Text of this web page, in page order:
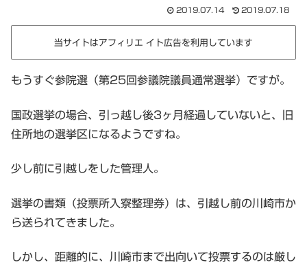
2019.07.14 2019.07.18
当サイトはアフィリエ イト広告を利用しています
もうすぐ参院選（第25回参議院議員通常選挙）ですが。
国政選挙の場合、引っ越し後3ヶ月経過していないと、旧
住所地の選挙区になるようですね。
少し前に引越しをした管理人。
選挙の書類（投票所入寮整理券）は、引越し前の川崎市か
ら送られてきました。
しかし、距離的に、川崎市まで出向いて投票するのは厳し